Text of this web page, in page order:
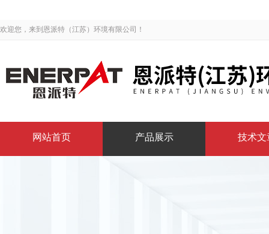
欢迎您，来到恩派特（江苏）环境有限公司！
网站首页 产品展示 技术文